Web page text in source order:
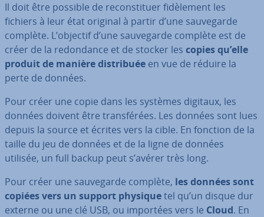
Il doit être possible de re­cons­ti­tuer fi­dè­le­ment les
fichiers à leur état original à partir d’une sau­ve­garde
complète. L’objectif d’une sau­ve­garde complète est de
créer de la re­don­dance et de stocker les copies qu’elle
produit de manière dis­tri­buée en vue de réduire la
perte de données.
Pour créer une copie dans les systèmes digitaux, les
données doivent être trans­fé­rées. Les données sont lues
depuis la source et écrites vers la cible. En fonction de la
taille du jeu de données et de la ligne de données
utilisée, un full backup peut s’avérer très long.
Pour créer une sau­ve­garde complète, les données sont
copiées vers un support physiquetel qu’un disque dur
externe ou une clé USB, ou importées vers le Cloud. En